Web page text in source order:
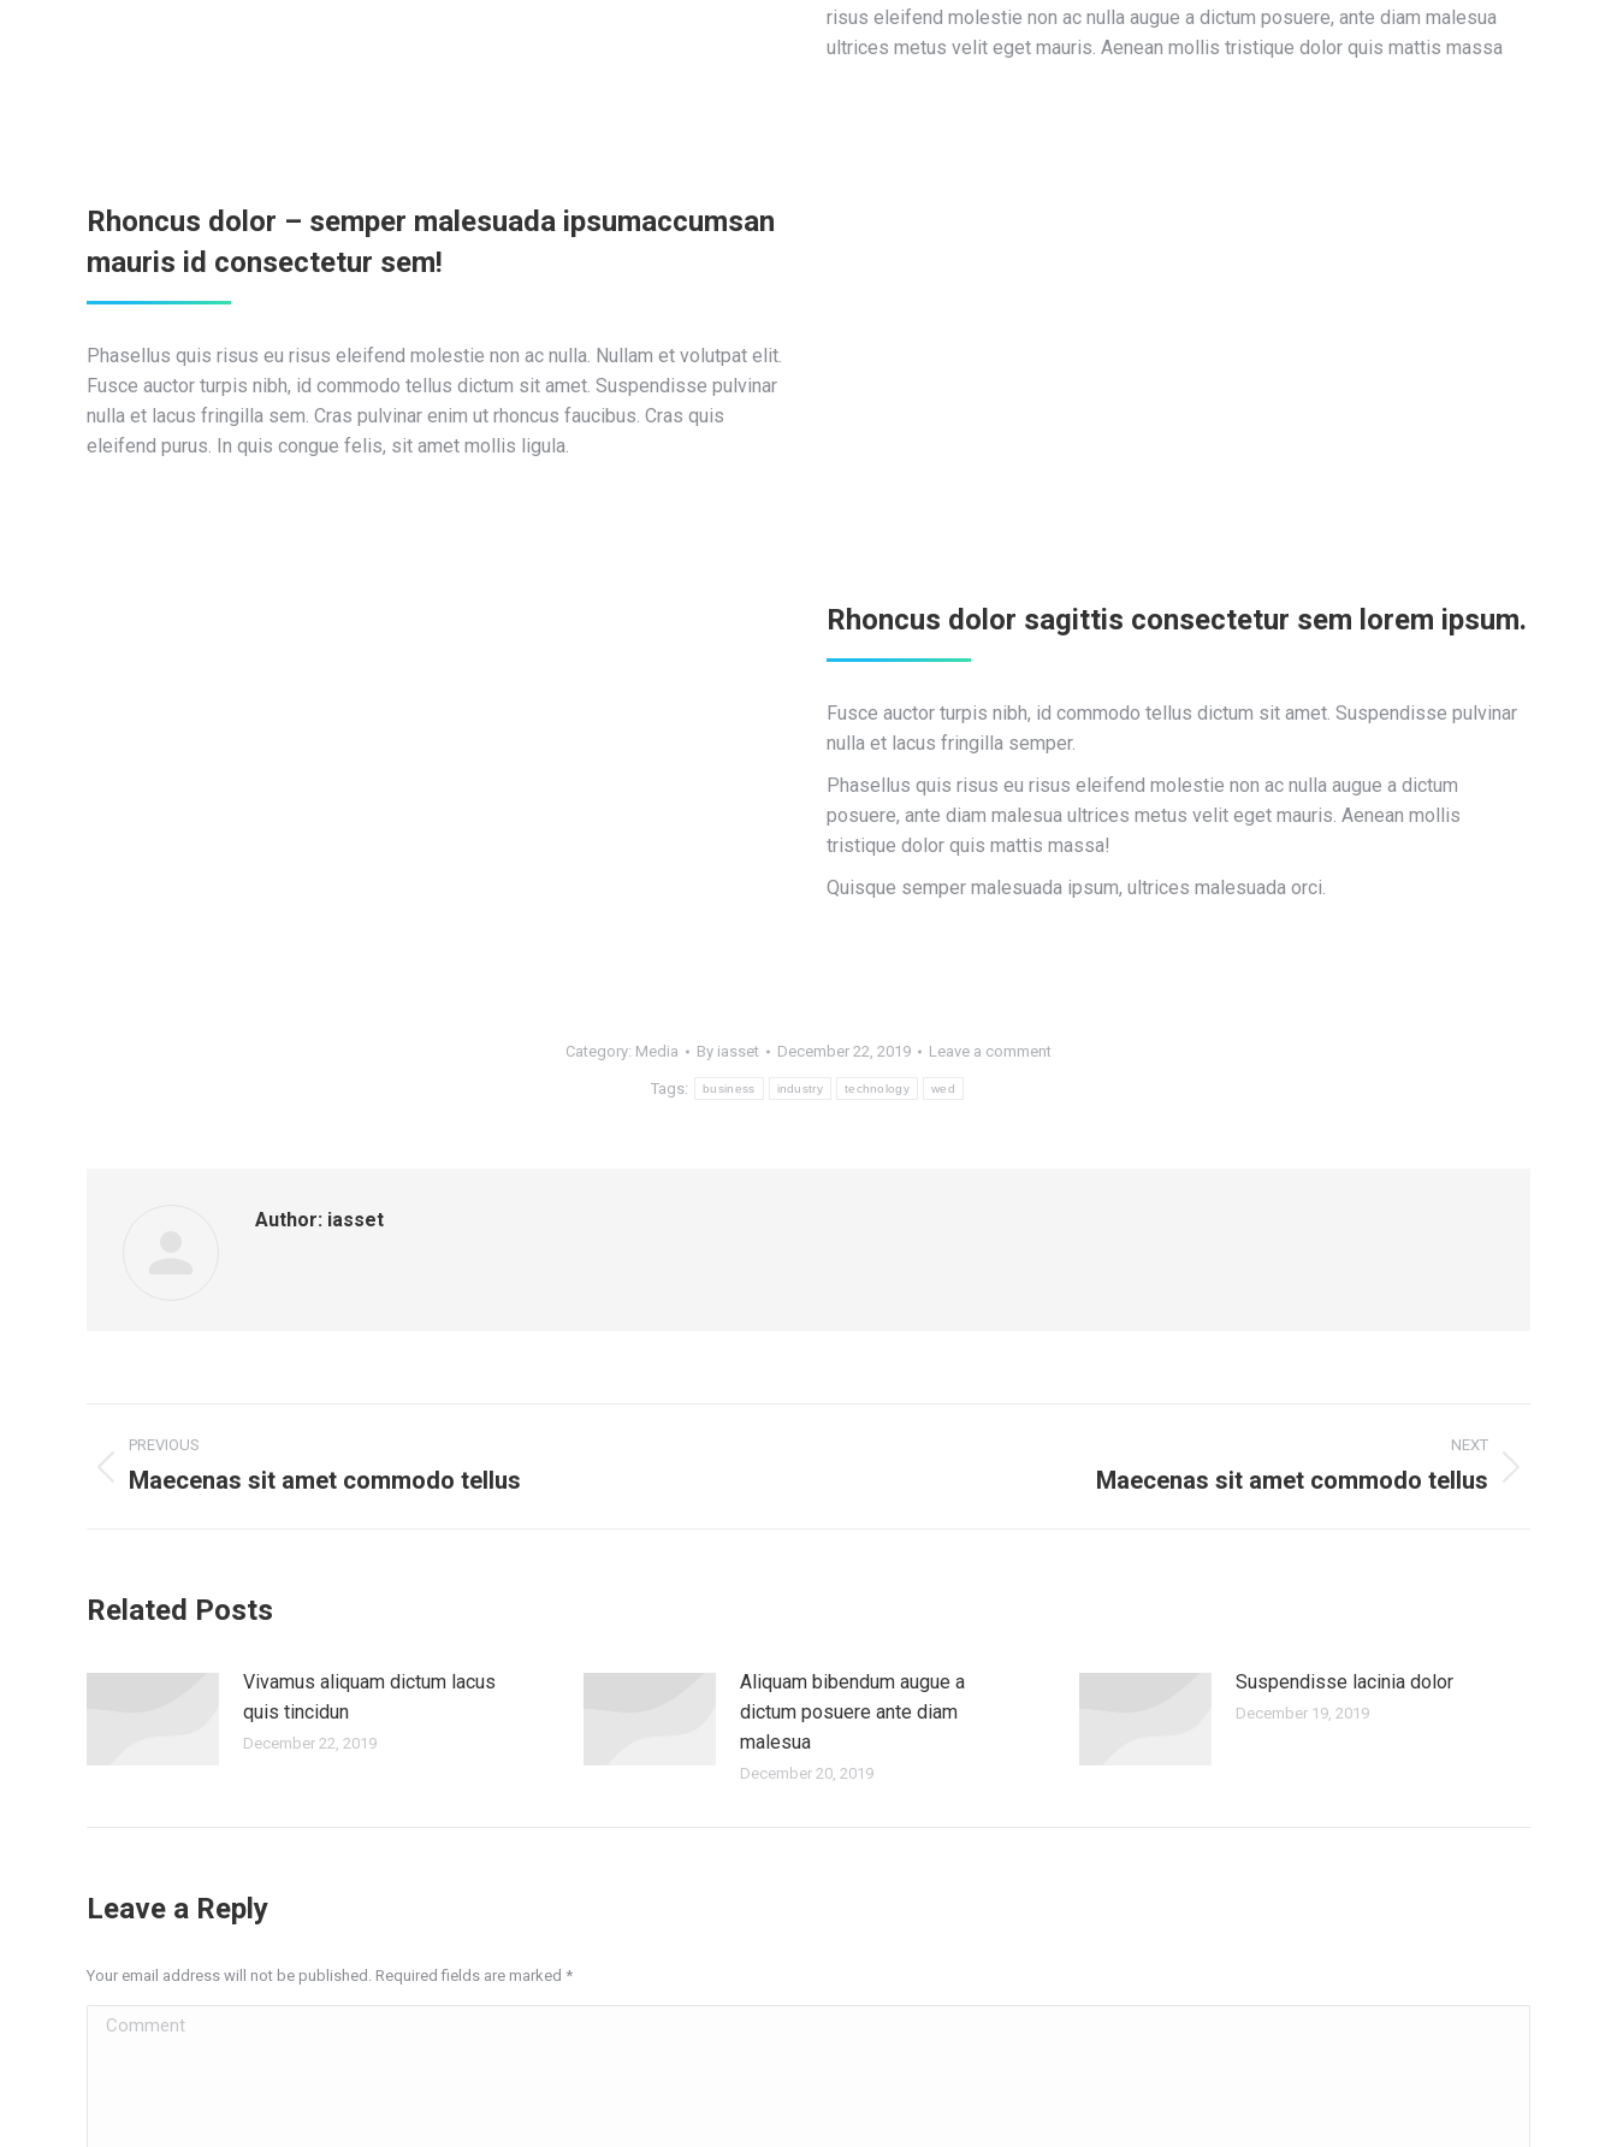
risus eleifend molestie non ac nulla augue a dictum posuere, ante diam malesua
ultrices metus velit eget mauris. Aenean mollis tristique dolor quis mattis massa
Rhoncus dolor – semper malesuada ipsumaccumsan
mauris id consectetur sem!
Phasellus quis risus eu risus eleifend molestie non ac nulla. Nullam et volutpat elit.
Fusce auctor turpis nibh, id commodo tellus dictum sit amet. Suspendisse pulvinar
nulla et lacus fringilla sem. Cras pulvinar enim ut rhoncus faucibus. Cras quis
eleifend purus. In quis congue felis, sit amet mollis ligula.
Rhoncus dolor sagittis consectetur sem lorem ipsum.
Fusce auctor turpis nibh, id commodo tellus dictum sit amet. Suspendisse pulvinar
nulla et lacus fringilla semper.
Phasellus quis risus eu risus eleifend molestie non ac nulla augue a dictum
posuere, ante diam malesua ultrices metus velit eget mauris. Aenean mollis
tristique dolor quis mattis massa!
Quisque semper malesuada ipsum, ultrices malesuada orci.
Category: Media By iasset December 22, 2019 Leave a comment
Tags: business industry technology wed
Author: iasset
Post
navigation
PREVIOUS
Previous
Maecenas sit amet commodo tellus
NEXT
Maecenas sit amet commodo tellus
Related Posts
Vivamus aliquam dictum lacus
quis tincidun
December 22, 2019
Aliquam bibendum augue a
dictum posuere ante diam
malesua
December 20, 2019
Suspendisse lacinia dolor
December 19, 2019
Leave a Reply
Your email address will not be published. Required fields are marked *
Comment